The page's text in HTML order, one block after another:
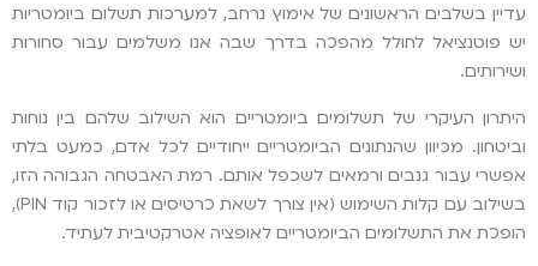
עדיין בשלבים הראשונים של אימוץ נרחב, למערכות תשלום ביומטריות
יש פוטנציאל לחולל מהפכה בדרך שבה אנו משלמים עבור סחורות
ושירותים.
היתרון העיקרי של תשלומים ביומטריים הוא השילוב שלהם בין נוחות
וביטחון. מכיוון שהנתונים הביומטריים ייחודיים לכל אדם, כמעט בלתי
אפשרי עבור גנבים ורמאים לשכפל אותם. רמת האבטחה הגבוהה הזו,
בשילוב עם קלות השימוש (אין צורך לשאת כרטיסים או לזכור קוד PIN),
הופכת את התשלומים הביומטריים לאופציה אטרקטיבית לעתיד.